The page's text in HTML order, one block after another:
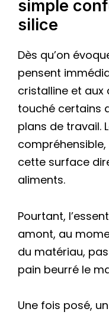
simple
silice
Dès qu’on
pensent
cristalline et aux
touché certains
plans de travail.
cette surface
aliments.
Pourtant,
amont, au
du matériau,
pain beurré le
Une fois posé,